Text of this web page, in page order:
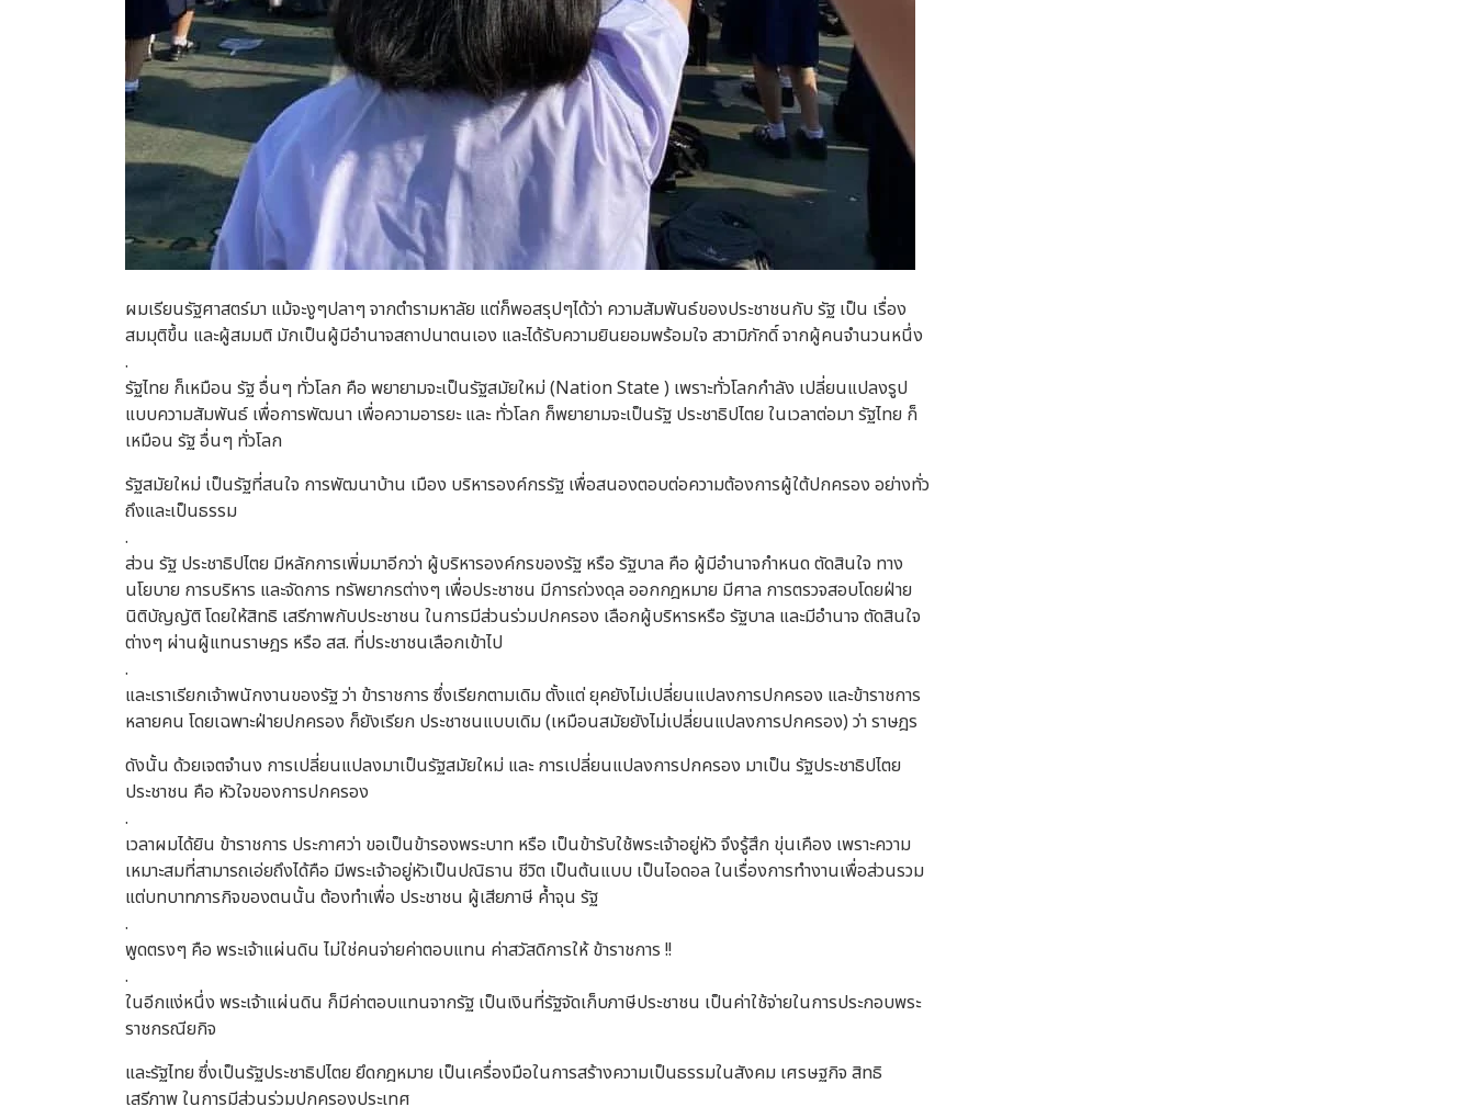
ผมเรียนรัฐศาสตร์มา แม้จะงูๆปลาๆ จากตำรามหาลัย แต่ก็พอสรุปๆได้ว่า ความสัมพันธ์ของประชาชนกับ รัฐ เป็น เรื่อง
สมมุติขึ้น และผู้สมมติ มักเป็นผู้มีอำนาจสถาปนาตนเอง และได้รับความยินยอมพร้อมใจ สวามิภักดิ์ จากผู้คนจำนวนหนึ่ง
.
รัฐไทย ก็เหมือน รัฐ อื่นๆ ทั่วโลก คือ พยายามจะเป็นรัฐสมัยใหม่ (Nation State ) เพราะทั่วโลกกำลัง เปลี่ยนแปลงรูป
แบบความสัมพันธ์ เพื่อการพัฒนา เพื่อความอารยะ และ ทั่วโลก ก็พยายามจะเป็นรัฐ ประชาธิปไตย ในเวลาต่อมา รัฐไทย ก็
เหมือน รัฐ อื่นๆ ทั่วโลก
รัฐสมัยใหม่ เป็นรัฐที่สนใจ การพัฒนาบ้าน เมือง บริหารองค์กรรัฐ เพื่อสนองตอบต่อความต้องการผู้ใต้ปกครอง อย่างทั่ว
ถึงและเป็นธรรม
.
ส่วน รัฐ ประชาธิปไตย มีหลักการเพิ่มมาอีกว่า ผู้บริหารองค์กรของรัฐ หรือ รัฐบาล คือ ผู้มีอำนาจกำหนด ตัดสินใจ ทาง
นโยบาย การบริหาร และจัดการ ทรัพยากรต่างๆ เพื่อประชาชน มีการถ่วงดุล ออกกฎหมาย มีศาล การตรวจสอบโดยฝ่าย
นิติบัญญัติ โดยให้สิทธิ เสรีภาพกับประชาชน ในการมีส่วนร่วมปกครอง เลือกผู้บริหารหรือ รัฐบาล และมีอำนาจ ตัดสินใจ
ต่างๆ ผ่านผู้แทนราษฎร หรือ สส. ที่ประชาชนเลือกเข้าไป
.
และเราเรียกเจ้าพนักงานของรัฐ ว่า ข้าราชการ ซึ่งเรียกตามเดิม ตั้งแต่ ยุคยังไม่เปลี่ยนแปลงการปกครอง และข้าราชการ
หลายคน โดยเฉพาะฝ่ายปกครอง ก็ยังเรียก ประชาชนแบบเดิม (เหมือนสมัยยังไม่เปลี่ยนแปลงการปกครอง) ว่า ราษฎร
ดังนั้น ด้วยเจตจำนง การเปลี่ยนแปลงมาเป็นรัฐสมัยใหม่ และ การเปลี่ยนแปลงการปกครอง มาเป็น รัฐประชาธิปไตย
ประชาชน คือ หัวใจของการปกครอง
.
เวลาผมได้ยิน ข้าราชการ ประกาศว่า ขอเป็นข้ารองพระบาท หรือ เป็นข้ารับใช้พระเจ้าอยู่หัว จึงรู้สึก ขุ่นเคือง เพราะความ
เหมาะสมที่สามารถเอ่ยถึงได้คือ มีพระเจ้าอยู่หัวเป็นปณิธาน ชีวิต เป็นต้นแบบ เป็นไอดอล ในเรื่องการทำงานเพื่อส่วนรวม
แต่บทบาทภารกิจของตนนั้น ต้องทำเพื่อ ประชาชน ผู้เสียภาษี ค้ำจุน รัฐ
.
พูดตรงๆ คือ พระเจ้าแผ่นดิน ไม่ใช่คนจ่ายค่าตอบแทน ค่าสวัสดิการให้ ข้าราชการ !!
.
ในอีกแง่หนึ่ง พระเจ้าแผ่นดิน ก็มีค่าตอบแทนจากรัฐ เป็นเงินที่รัฐจัดเก็บภาษีประชาชน เป็นค่าใช้จ่ายในการประกอบพระ
ราชกรณียกิจ
และรัฐไทย ซึ่งเป็นรัฐประชาธิปไตย ยึดกฎหมาย เป็นเครื่องมือในการสร้างความเป็นธรรมในสังคม เศรษฐกิจ สิทธิ
เสรีภาพ ในการมีส่วนร่วมปกครองประเทศ